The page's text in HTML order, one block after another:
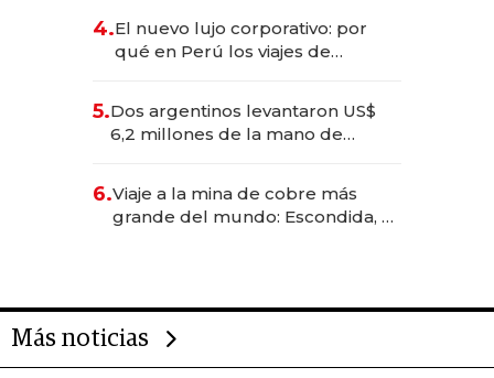
4.El nuevo lujo corporativo: por
qué en Perú los viajes de
para convertirse en experiencias
transformadoras
5.Dos argentinos levantaron US$
6,2 millones de la mano de
6.Viaje a la mina de cobre más
grande del mundo: Escondida, el
Más noticias